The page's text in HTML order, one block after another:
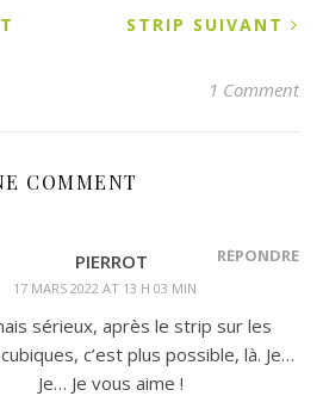
STRIP SUIVANT
1 Comment
COMMENT
PIERROT
17 MARS 2022 AT 13 H 03 MIN
RÉPONDRE
sérieux, après le strip sur les
c’est plus possible, là. Je…
Je… Je vous aime !